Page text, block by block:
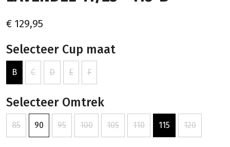
€ 129,95
Selecteer Cup maat
B C D E F
Selecteer Omtrek
85 90 95 100 105 110 115 120